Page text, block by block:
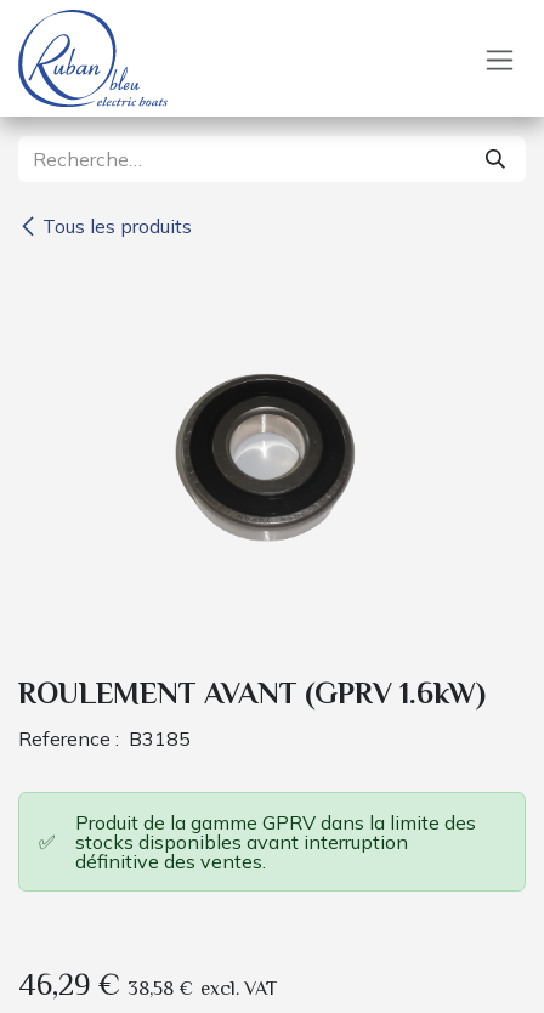
Se rendre au contenu
Tous les produits
ROULEMENT AVANT (GPRV 1.6kW)
Reference : B3185
✅
Produit de la gamme GPRV dans la limite des
stocks disponibles avant interruption
définitive des ventes.
46,29€ 38,58 € excl. VAT